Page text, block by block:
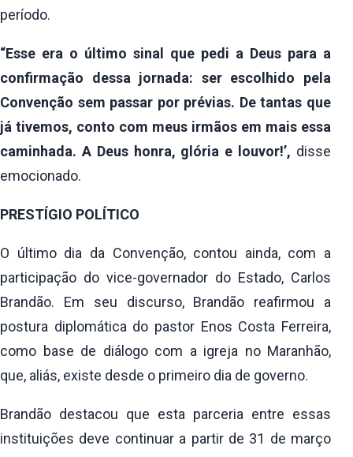
período.
“Esse era o último sinal que pedi a Deus para a
confirmação dessa jornada: ser escolhido pela
Convenção sem passar por prévias. De tantas que
já tivemos, conto com meus irmãos em mais essa
caminhada. A Deus honra, glória e louvor!’, disse
emocionado.
PRESTÍGIO POLÍTICO
O último dia da Convenção, contou ainda, com a
participação do vice-governador do Estado, Carlos
Brandão. Em seu discurso, Brandão reafirmou a
postura diplomática do pastor Enos Costa Ferreira,
como base de diálogo com a igreja no Maranhão,
que, aliás, existe desde o primeiro dia de governo.
Brandão destacou que esta parceria entre essas
instituições deve continuar a partir de 31 de março